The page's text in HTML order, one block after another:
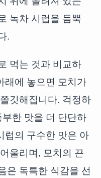
녹차 시럽을 듬뿍
.
먹는 것과 비교하
래에 놓으면 모치가
깃해집니다. 걱정하
한 맛을 더 단단하
럽의 구수한 맛은 아
울리며, 모치의 끈
은 독특한 식감을 선